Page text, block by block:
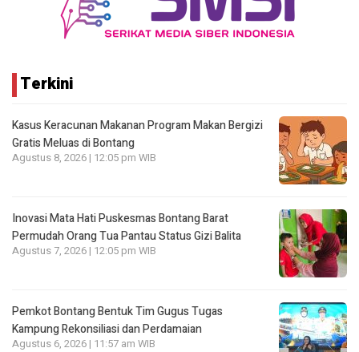
Terkini
Kasus Keracunan Makanan Program Makan Bergizi
Gratis Meluas di Bontang
Agustus 8, 2026 | 12:05 pm WIB
Inovasi Mata Hati Puskesmas Bontang Barat
Permudah Orang Tua Pantau Status Gizi Balita
Agustus 7, 2026 | 12:05 pm WIB
Pemkot Bontang Bentuk Tim Gugus Tugas
Kampung Rekonsiliasi dan Perdamaian
Agustus 6, 2026 | 11:57 am WIB